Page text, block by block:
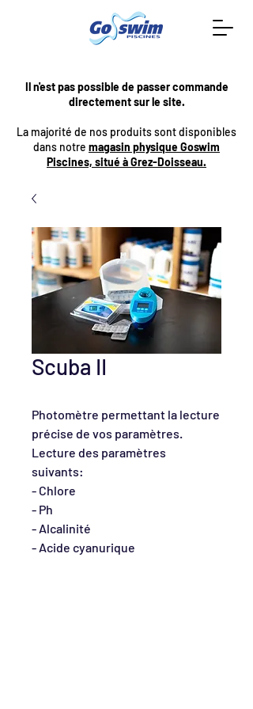
Il n'est pas possible de passer commande
directement sur le site.
La majorité de nos produits sont disponibles
dans notre magasin physique Goswim
Piscines, situé à Grez-Doisseau.
Scuba II
Photomètre permettant la lecture
précise de vos paramètres.
Lecture des paramètres
suivants:
- Chlore
- Ph
- Alcalinité
- Acide cyanurique